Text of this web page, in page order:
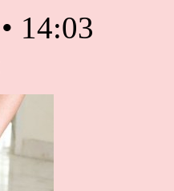
• 14:03